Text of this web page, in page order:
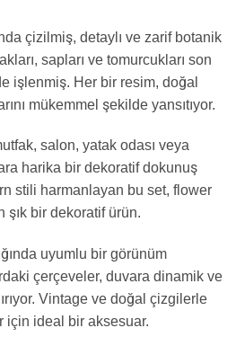
çizilmiş, detaylı ve zarif botanik
sapları ve tomurcukları son
işlenmiş. Her bir resim, doğal
mükemmel şekilde yansıtıyor.
salon, yatak odası veya
harika bir dekoratif dokunuş
stili harmanlayan bu set, flower
şık bir dekoratif ürün.
uyumlu bir görünüm
çerçeveler, duvara dinamik ve
Vintage ve doğal çizgilerle
için ideal bir aksesuar.